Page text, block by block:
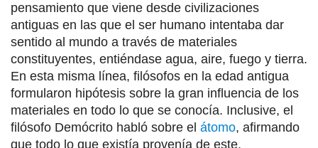
pensamiento que viene desde civilizaciones
antiguas en las que el ser humano intentaba dar
sentido al mundo a través de materiales
constituyentes, entiéndase agua, aire, fuego y tierra.
En esta misma línea, filósofos en la edad antigua
formularon hipótesis sobre la gran influencia de los
materiales en todo lo que se conocía. Inclusive, el
filósofo Demócrito habló sobre el átomo, afirmando
que todo lo que existía provenía de este.